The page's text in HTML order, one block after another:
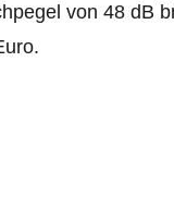
von 48 dB